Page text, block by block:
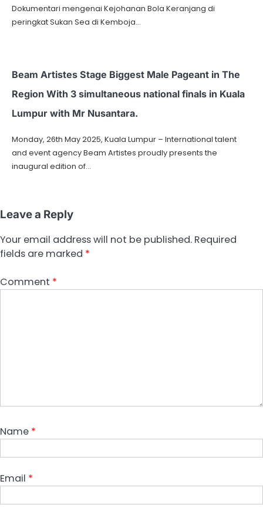
Dokumentari mengenai Kejohanan Bola Keranjang di
peringkat Sukan Sea di Kemboja…
Beam Artistes Stage Biggest Male Pageant in The
Region With 3 simultaneous national finals in Kuala
Lumpur with Mr Nusantara.
Monday, 26th May 2025, Kuala Lumpur – International talent
and event agency Beam Artistes proudly presents the
inaugural edition of…
Leave a Reply
Your email address will not be published. Required
fields are marked *
Comment *
Name *
Email *